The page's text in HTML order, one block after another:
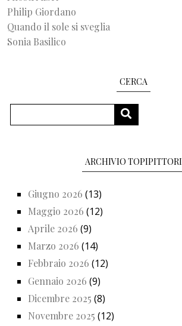
Philip Giordano
Quando il sole si sveglia
Sonia Basilico
CERCA
CERCA
ARCHIVIO TOPIPITTORI
Giugno 2026 (13)
Maggio 2026 (12)
Aprile 2026 (9)
Marzo 2026 (14)
Febbraio 2026 (12)
Gennaio 2026 (9)
Dicembre 2025 (8)
Novembre 2025 (12)